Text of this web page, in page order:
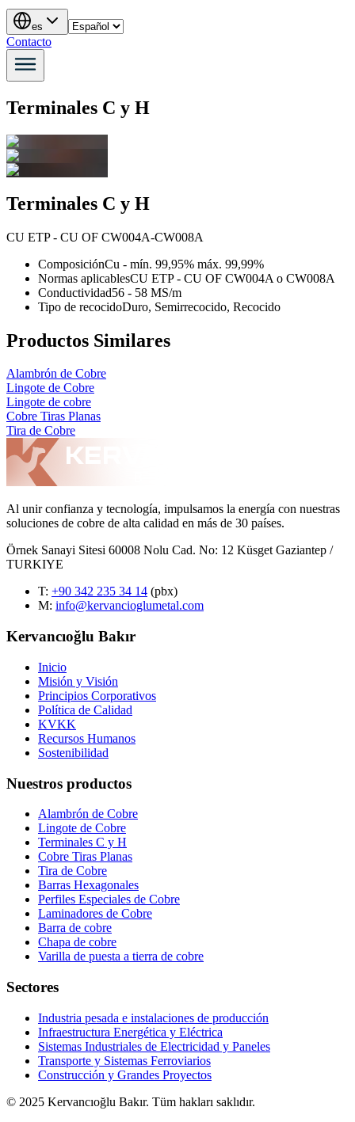
es
Contacto
Terminales C y H
Terminales C y H
CU ETP - CU OF CW004A-CW008A
ComposiciónCu - mín. 99,95% máx. 99,99%
Normas aplicablesCU ETP - CU OF CW004A o CW008A
Conductividad56 - 58 MS/m
Tipo de recocidoDuro, Semirrecocido, Recocido
Productos Similares
Alambrón de Cobre
Lingote de Cobre
Lingote de cobre
Cobre Tiras Planas
Tira de Cobre
Al unir confianza y tecnología, impulsamos la energía con nuestras
soluciones de cobre de alta calidad en más de 30 países.
Örnek Sanayi Sitesi 60008 Nolu Cad. No: 12 Küsget Gaziantep /
TURKIYE
T: +90 342 235 34 14 (pbx)
M: info@kervancioglumetal.com
Kervancıoğlu Bakır
Inicio
Misión y Visión
Principios Corporativos
Política de Calidad
KVKK
Recursos Humanos
Sostenibilidad
Nuestros productos
Alambrón de Cobre
Lingote de Cobre
Terminales C y H
Cobre Tiras Planas
Tira de Cobre
Barras Hexagonales
Perfiles Especiales de Cobre
Laminadores de Cobre
Barra de cobre
Chapa de cobre
Varilla de puesta a tierra de cobre
Sectores
Industria pesada e instalaciones de producción
Infraestructura Energética y Eléctrica
Sistemas Industriales de Electricidad y Paneles
Transporte y Sistemas Ferroviarios
Construcción y Grandes Proyectos
© 2025 Kervancıoğlu Bakır. Tüm hakları saklıdır.